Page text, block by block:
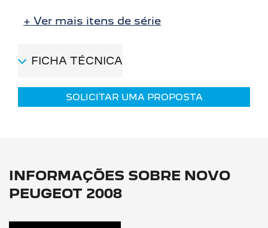
+ Ver mais itens de série
FICHA TÉCNICA
SOLICITAR UMA PROPOSTA
INFORMAÇÕES SOBRE NOVO
PEUGEOT 2008